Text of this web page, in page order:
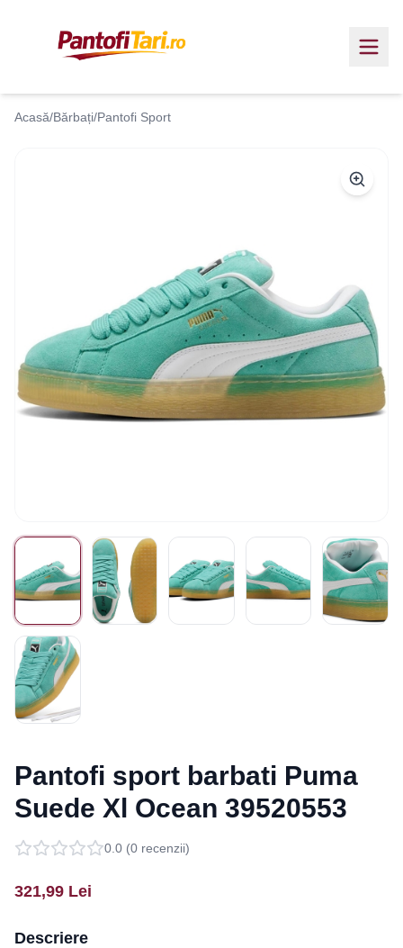
Acasă/Bărbați/Pantofi Sport
Pantofi sport barbati Puma
Suede Xl Ocean 39520553
0.0 (0 recenzii)
321,99 Lei
Descriere